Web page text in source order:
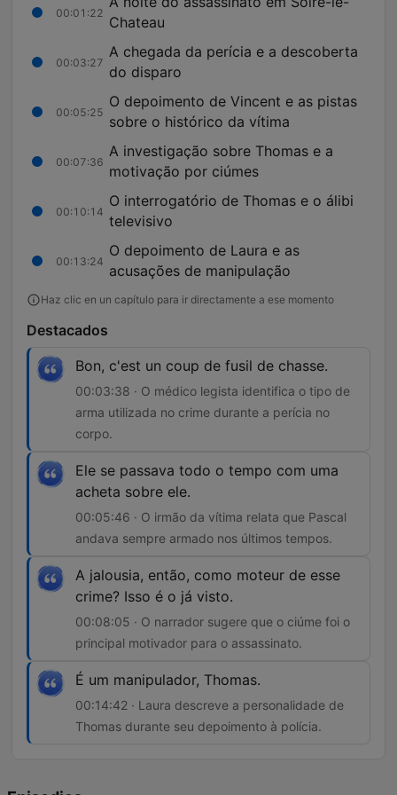
00:01:22
Chateau
00:03:27
A chegada da perícia e a descoberta
do disparo
00:05:25
O depoimento de Vincent e as pistas
sobre o histórico da vítima
00:07:36
A investigação sobre Thomas e a
motivação por ciúmes
00:10:14
O interrogatório de Thomas e o álibi
televisivo
00:13:24
O depoimento de Laura e as
acusações de manipulação
Haz clic en un capítulo para ir directamente a ese momento
Destacados
Bon, c'est un coup de fusil de chasse.
00:03:38 · O médico legista identifica o tipo de
arma utilizada no crime durante a perícia no
corpo.
Ele se passava todo o tempo com uma
acheta sobre ele.
00:05:46 · O irmão da vítima relata que Pascal
andava sempre armado nos últimos tempos.
A jalousia, então, como moteur de esse
crime? Isso é o já visto.
00:08:05 · O narrador sugere que o ciúme foi o
principal motivador para o assassinato.
É um manipulador, Thomas.
00:14:42 · Laura descreve a personalidade de
Thomas durante seu depoimento à polícia.